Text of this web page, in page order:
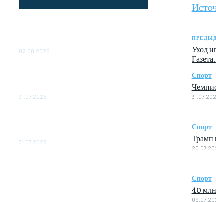
02.08.2026
31.07.2026
31.07.2026
Уход
Спорт
Спорт
Трамп
Спорт
40